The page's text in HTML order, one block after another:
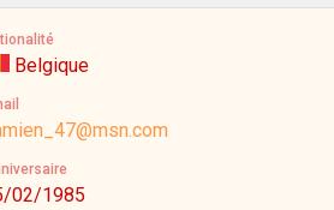
Belgique
02/1985